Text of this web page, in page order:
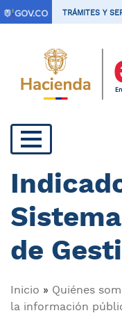
P
a
TRÁMITES Y
Navegación
principal
de
Inicio Quiénes
la información